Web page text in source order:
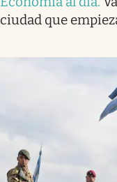
ciudad que